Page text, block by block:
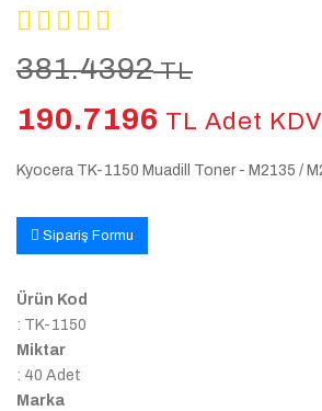
381.4392TL
190.7196 TL Adet
Kyocera TK-1150 Muadill Toner - M2135 /
Sipariş Formu
Ürün Kod
: TK-1150
Miktar
: 40 Adet
Marka